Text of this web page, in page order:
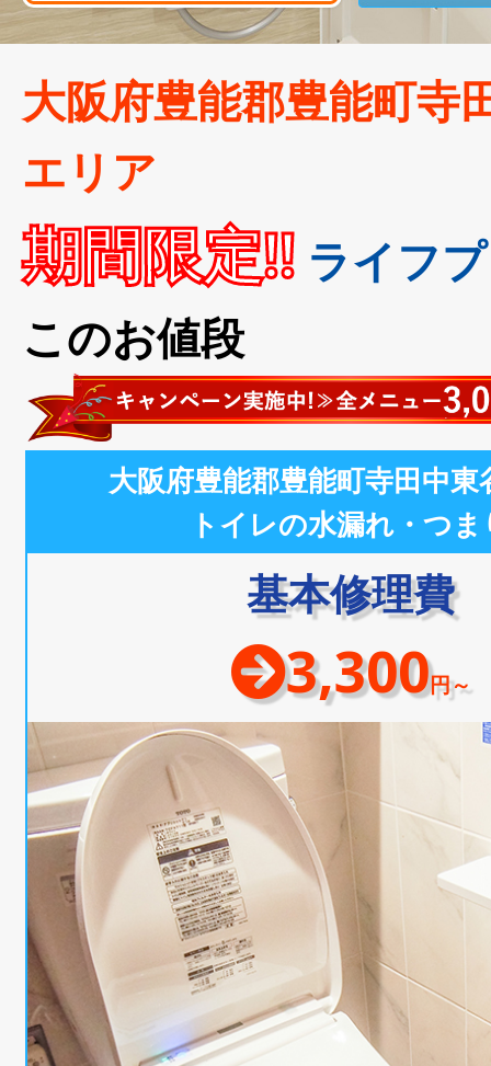
大阪府豊能郡豊能町寺
エリア
期間限定!! ライフ
このお値段
大阪府豊能郡豊能町寺田中東
トイレの水漏れ・つま
基本修理費
3,300円～